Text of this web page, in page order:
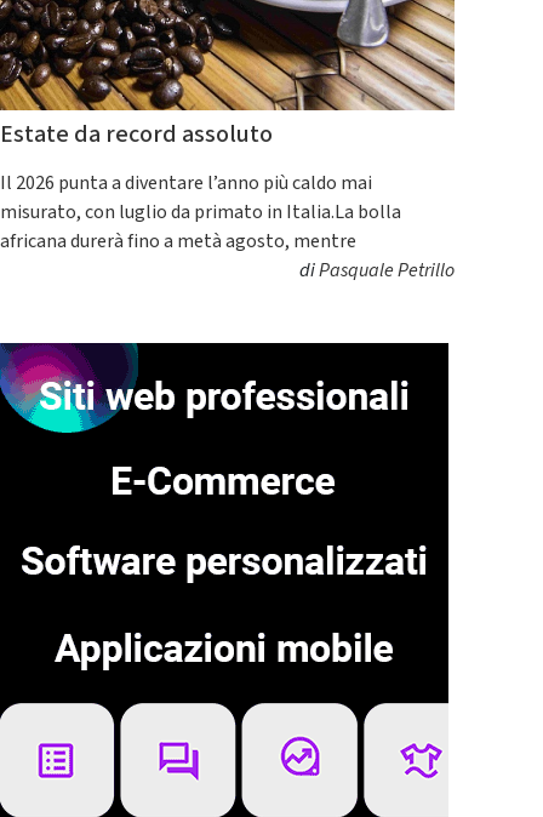
Estate da record assoluto
Il 2026 punta a diventare l’anno più caldo mai
misurato, con luglio da primato in Italia.La bolla
africana durerà fino a metà agosto, mentre
diPasquale Petrillo